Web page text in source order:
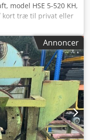
model HSE 5-520 KH,
kort træ til privat eller
konstruktion og den
arbejde, selv på
af brænde.
Ahezrx E He Ajrf -
maks. 250
ca. 50 kg
Annoncer